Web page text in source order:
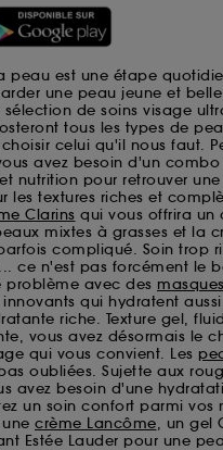
peau est une étape
une peau jeune et
de soins visage
tous les types de
celui qu'il nous faut.
avez besoin d'un
nutrition pour retrouver
les textures riches et
Clarins qui vous offrira un
mixtes à grasses et la
compliqué. Soin trop
ce n'est pas forcément le
problème avec des masques
innovants qui hydratent
riche. Texture gel,
vous avez désormais le
qui vous convient. Les
oubliées. Sujette aux
avez besoin d'une
un soin confort parmi vos
crème Lancôme, un gel
Estée Lauder pour une